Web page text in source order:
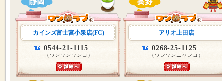
カインズ富士宮小泉店(FC)
0544-21-1115
（ワンワンワンコ）
アリオ上田店
0268-25-1125
（ワンワンニャンコ）